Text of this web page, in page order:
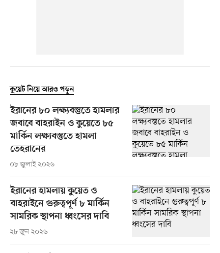
কুয়েট নিয়ে আরও পড়ুন
ইরানের ৮০ লক্ষ্যবস্তুতে হামলার
জবাবে বাহরাইন ও কুয়েতে ৮৫
মার্কিন লক্ষ্যবস্তুতে হামলা
তেহরানের
০৮ জুলাই ২০২৬
ইরানের হামলায় কুয়েত ও
বাহরাইনে গুরুত্বপূর্ণ ৮ মার্কিন
সামরিক স্থাপনা ধ্বংসের দাবি
২৮ জুন ২০২৬